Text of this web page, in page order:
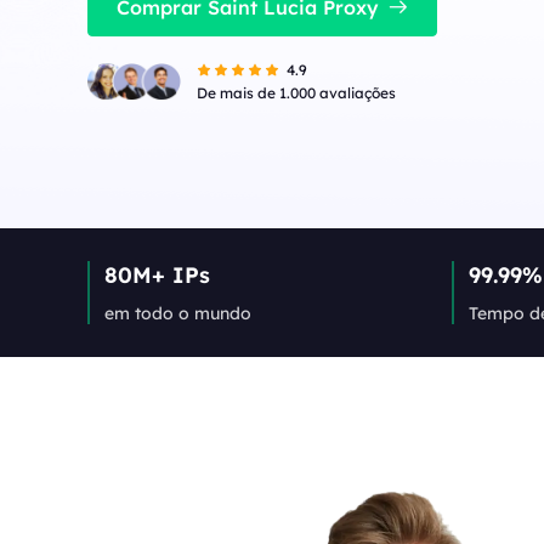
Long Acting ISP
perfeitos para tarefas estáveis ​​de alta
simultaneidade.
Long Acting ISP Proxies
Comprar Saint Lucia Proxy
4.9
De mais de 1.000 avaliações
80M+ IPs
em todo o mundo
99.99%
Tempo